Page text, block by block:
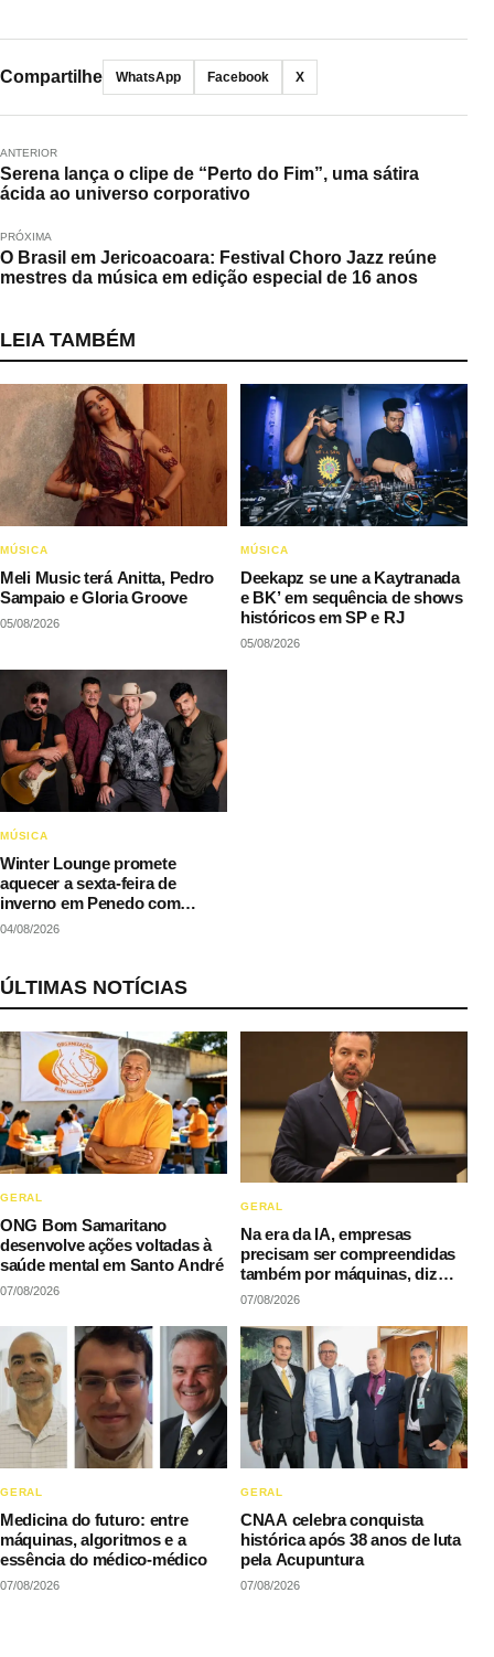
Compartilhe WhatsApp Facebook X
ANTERIOR
Serena lança o clipe de “Perto do Fim”, uma sátira
ácida ao universo corporativo
PRÓXIMA
O Brasil em Jericoacoara: Festival Choro Jazz reúne
mestres da música em edição especial de 16 anos
LEIA TAMBÉM
MÚSICA
Meli Music terá Anitta, Pedro
Sampaio e Gloria Groove
05/08/2026
MÚSICA
Deekapz se une a Kaytranada
e BK’ em sequência de shows
históricos em SP e RJ
05/08/2026
MÚSICA
Winter Lounge promete
aquecer a sexta-feira de
inverno em Penedo com
música e gastronomia
04/08/2026
ÚLTIMAS NOTÍCIAS
GERAL
ONG Bom Samaritano
desenvolve ações voltadas à
saúde mental em Santo André
07/08/2026
GERAL
Na era da IA, empresas
precisam ser compreendidas
também por máquinas, diz
LAQI
07/08/2026
GERAL
Medicina do futuro: entre
máquinas, algoritmos e a
essência do médico-médico
07/08/2026
GERAL
CNAA celebra conquista
histórica após 38 anos de luta
pela Acupuntura
07/08/2026